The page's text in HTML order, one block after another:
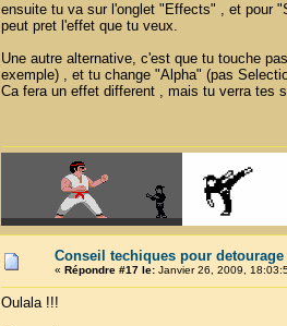
ensuite tu va sur l'onglet "Effects" , et pour
peut pret l'effet que tu veux.
Une autre alternative, c'est que tu touche
exemple) , et tu change "Alpha" (pas
Ca fera un effet different , mais tu verra tes
Conseil techiques pour detourage
« Répondre #17 le:Janvier 26, 2009,
Oulala !!!